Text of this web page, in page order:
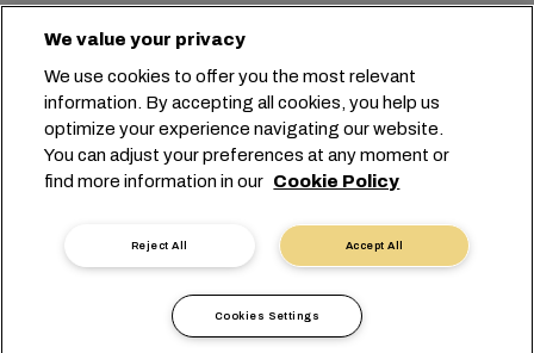
Chemin Rieu 12, 1208 Geneva
Настройка файлов cookie
Конфиденциальность данных
Запрос персональных данных
Условия пользования
Обязательства ЕС
Кодекс поведения
Сертификаты
Горячая линия SpeakUp
沪ICP备13010414号-6
沪公网安备 31010902003394号
We value your privacy
We use cookies to offer you the most relevant
information. By accepting all cookies, you help us
optimize your experience navigating our website.
You can adjust your preferences at any moment or
find more information in our Cookie Policy
Accept All
Reject All
Cookies Settings